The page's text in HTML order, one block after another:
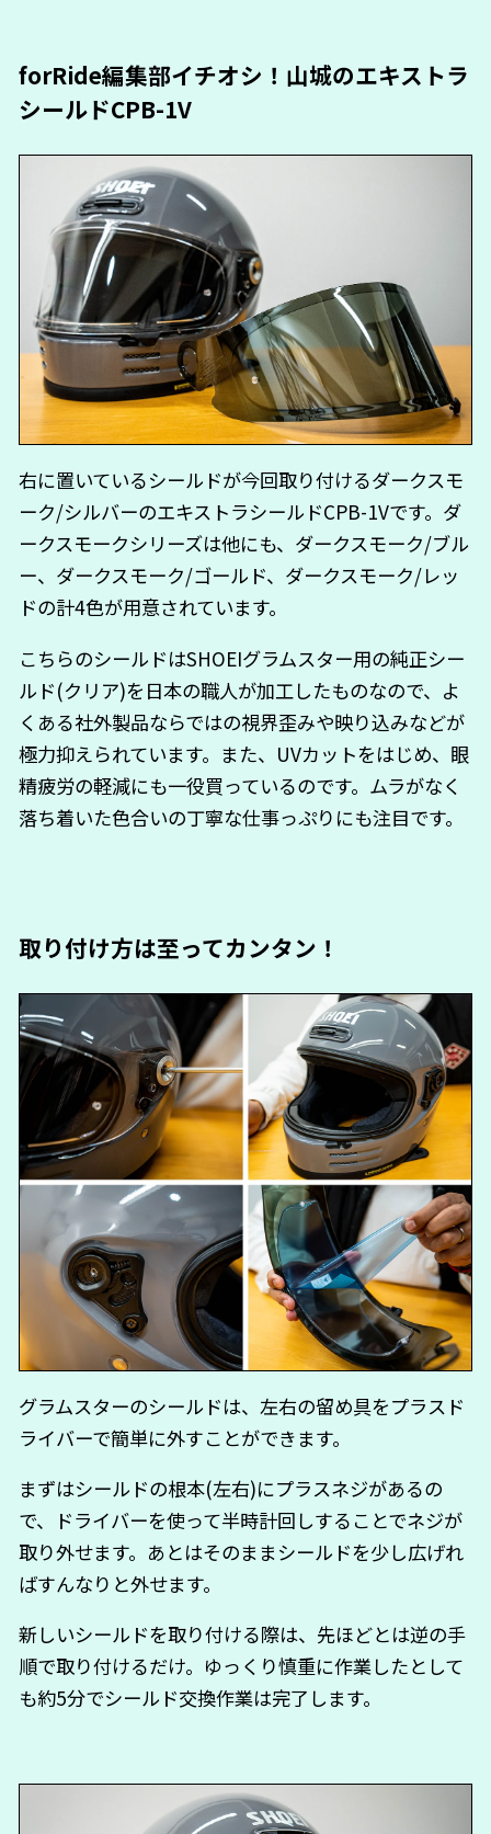
forRide編集部イチオシ！山城のエキストラ
シールドCPB-1V
右に置いているシールドが今回取り付けるダークスモ
ーク/シルバーのエキストラシールドCPB-1Vです。ダ
ークスモークシリーズは他にも、ダークスモーク/ブル
ー、ダークスモーク/ゴールド、ダークスモーク/レッ
ドの計4色が用意されています。
こちらのシールドはSHOEIグラムスター用の純正シー
ルド(クリア)を日本の職人が加工したものなので、よ
くある社外製品ならではの視界歪みや映り込みなどが
極力抑えられています。また、UVカットをはじめ、眼
精疲労の軽減にも一役買っているのです。ムラがなく
落ち着いた色合いの丁寧な仕事っぷりにも注目です。
取り付け方は至ってカンタン！
グラムスターのシールドは、左右の留め具をプラスド
ライバーで簡単に外すことができます。
まずはシールドの根本(左右)にプラスネジがあるの
で、ドライバーを使って半時計回しすることでネジが
取り外せます。あとはそのままシールドを少し広げれ
ばすんなりと外せます。
新しいシールドを取り付ける際は、先ほどとは逆の手
順で取り付けるだけ。ゆっくり慎重に作業したとして
も約5分でシールド交換作業は完了します。